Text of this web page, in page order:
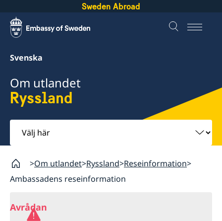
Sweden Abroad
Svenska
Om utlandet
Ryssland
Välj
här
Om utlandet Ryssland Reseinformation
Ambassadens reseinformation
Avrådan